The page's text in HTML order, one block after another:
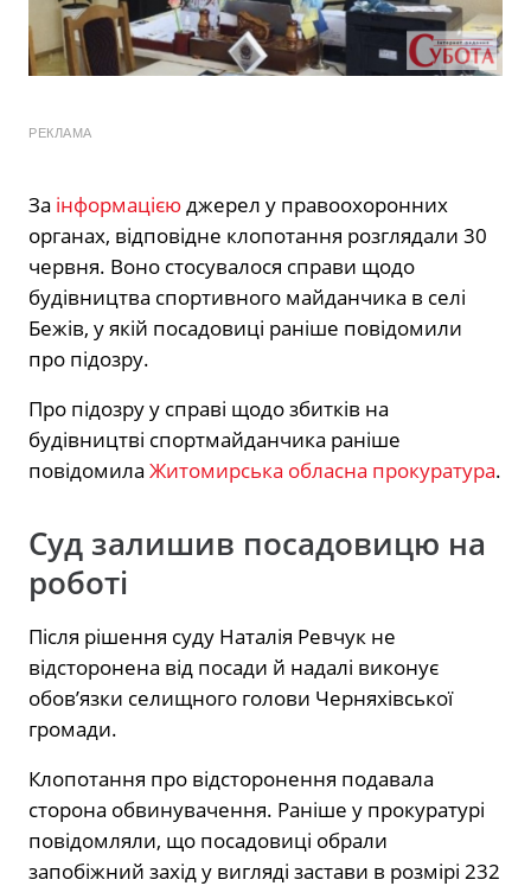
РЕКЛАМА
За інформацієюджерел у правоохоронних
органах, відповідне клопотання розглядали 30
червня. Воно стосувалося справи щодо
будівництва спортивного майданчика в селі
Бежів, у якій посадовиці раніше повідомили
про підозру.
Про підозру у справі щодо збитків на
будівництві спортмайданчика раніше
повідомила Житомирська обласна прокуратура.
Суд залишив посадовицю на
роботі
Після рішення суду Наталія Ревчук не
відсторонена від посади й надалі виконує
обов’язки селищного голови Черняхівської
громади.
Клопотання про відсторонення подавала
сторона обвинувачення. Раніше у прокуратурі
повідомляли, що посадовиці обрали
запобіжний захід у вигляді застави в розмірі 232